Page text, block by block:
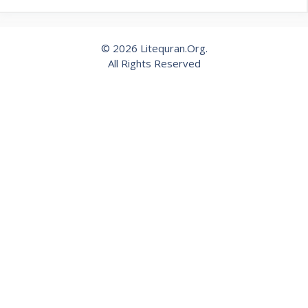
© 2026 Litequran.Org.
All Rights Reserved